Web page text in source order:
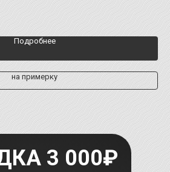
Подробнее
на примерку
3
3 000₽